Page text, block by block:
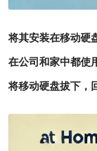
将其安装在移动硬
在公司和家中都使
将移动硬盘拔下，